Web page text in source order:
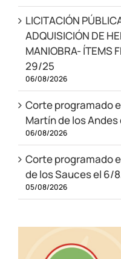
LICITACIÓN
ADQUISICIÓN DE
MANIOBRA- ÍTEMS
29/25
06/08/2026
Corte programado
Martín de los
06/08/2026
Corte programado
de los Sauces el 6/
05/08/2026